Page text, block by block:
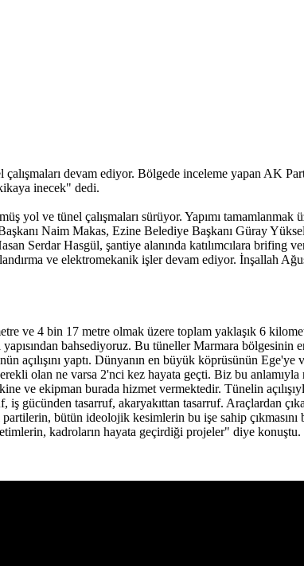
devam ediyor. Bölgede inceleme yapan AK
inecek" dedi.
yol ve tünel çalışmaları sürüyor. Yapımı tamamlanmak
Naim Makas, Ezine Belediye Başkanı Güray
Serdar Hasgül, şantiye alanında katılımcılara brifing
ve elektromekanik işler devam ediyor. İnşallah
ve 4 bin 17 metre olmak üzere toplam yaklaşık 6
bahsediyoruz. Bu tüneller Marmara bölgesinin
yaptı. Dünyanın en büyük köprüsünün Ege'ye
olan ne varsa 2'nci kez hayata geçti. Biz bu
ve ekipman burada hizmet vermektedir. Tünelin
tasarruf, akaryakıttan tasarruf. Araçlardan
bütün ideolojik kesimlerin bu işe sahip
kadroların hayata geçirdiği projeler" diye konuştu.